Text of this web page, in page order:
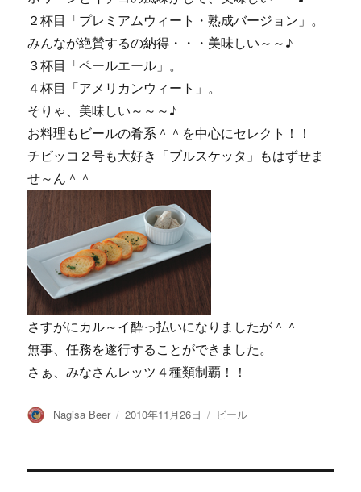
２杯目「プレミアムウィート・熟成バージョン」。
みんなが絶賛するの納得・・・美味しい～～♪
３杯目「ペールエール」。
４杯目「アメリカンウィート」。
そりゃ、美味しい～～～♪
お料理もビールの肴系＾＾を中心にセレクト！！
チビッコ２号も大好き「ブルスケッタ」もはずせま
せ～ん＾＾
さすがにカル～イ酔っ払いになりましたが＾＾
無事、任務を遂行することができました。
さぁ、みなさんレッツ４種類制覇！！
投
Nagisa Beer
投
2010年11月26日
カ
ビール